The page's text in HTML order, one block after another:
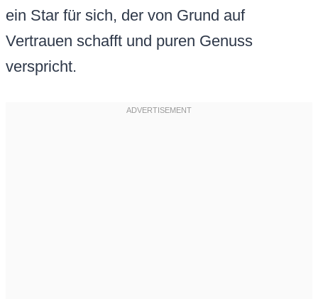
ein Star für sich, der von Grund auf
Vertrauen schafft und puren Genuss
verspricht.